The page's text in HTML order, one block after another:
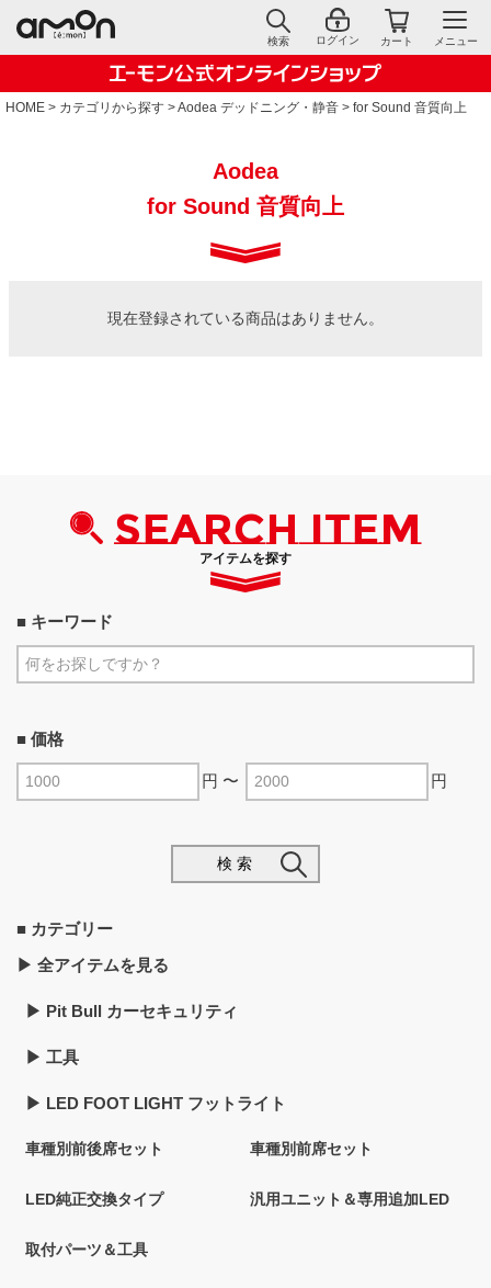
検索 ログイン カート メニュー
HOME カテゴリから探す Aodea デッドニング・静音 for Sound 音質向上
Aodea
for Sound 音質向上
現在登録されている商品はありません。
SEARCH ITEM
アイテムを探す
■ キーワード
■ 価格
円 〜 円
検 索
■ カテゴリー
▶︎ 全アイテムを見る
▶︎ Pit Bull カーセキュリティ
▶︎ 工具
▶︎ LED FOOT LIGHT フットライト
車種別前後席セット 車種別前席セット
LED純正交換タイプ 汎用ユニット＆専用追加LED
取付パーツ＆工具